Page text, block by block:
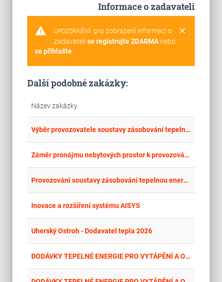
Informace o zadavateli
warning clear
UPOZORNĚNÍ: pro zobrazení informací o
zadavateli se registrujte ZDARMAnebo
se přihlašte.
Další podobné zakázky:
Název zakázky
Výběr provozovatele soustavy zásobování tepelnou energií
Záměr pronájmu nebytových prostor k provozování obchodu se smíšeným zbožím - Zámek Prštice
Provozování soustavy zásobování tepelnou energií ve městě Smiřice
Inovace a rozšíření systému AISYS
Uherský Ostroh - Dodavatel tepla 2026
DODÁVKY TEPELNÉ ENERGIE PRO VYTÁPĚNÍ A OHŘEV VODY PRO ZŠ A MŠ V ÚZEMNÍM OBVODU MČ PRAHY 13 NA OBDOBÍ 1.1.2026-31.12.2035